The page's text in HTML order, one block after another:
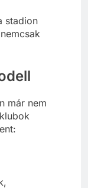
stadion
már nem